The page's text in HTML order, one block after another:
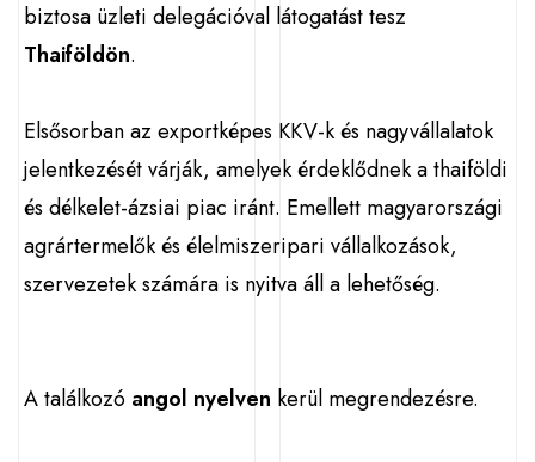
biztosa üzleti delegációval látogatást tesz
Thaiföldön.
Elsősorban az exportképes KKV-k és nagyvállalatok
jelentkezését várják, amelyek érdeklődnek a thaiföldi
és délkelet-ázsiai piac iránt. Emellett magyarországi
agrártermelők és élelmiszeripari vállalkozások,
szervezetek számára is nyitva áll a lehetőség.
A találkozó angol nyelven kerül megrendezésre.